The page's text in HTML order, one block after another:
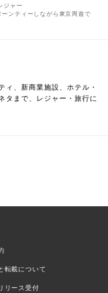
ジャー
ンティーしながら東京周遊で
ィ、新商業施設、ホテル・
タまで、レジャー・旅行に
転載について
リース受付